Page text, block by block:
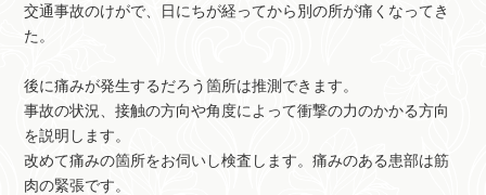
交通事故のけがで、日にちが経ってから別の所が痛くなってき
た。
後に痛みが発生するだろう箇所は推測できます。
事故の状況、接触の方向や角度によって衝撃の力のかかる方向
を説明します。
改めて痛みの箇所をお伺いし検査します。痛みのある患部は筋
肉の緊張です。